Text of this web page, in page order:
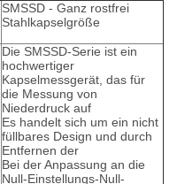
SMSSD - Ganz rostfrei
Stahlkapselgröße
Die SMSSD-Serie ist ein
hochwertiger
Kapselmessgerät, das für
die Messung von
Niederdruck auf
Es handelt sich um ein nicht
füllbares Design und durch
Entfernen der
Bei der Anpassung an die
Null-Einstellungs-Null-